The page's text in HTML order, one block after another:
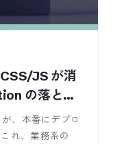
JS が消
の落とし
、本番にデプロ
れ、業務系の